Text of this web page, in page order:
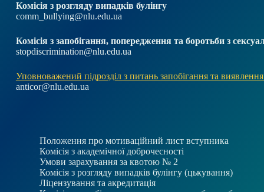
Комісія з розгляду випадків булінгу
comm_bullying@nlu.edu.ua
Комісія з запобігання, попередження та боротьби з
stopdiscrimination@nlu.edu.ua
Уповноважений підрозділ з питань запобігання та виявлення
anticor@nlu.edu.ua
Положення про мотиваційний лист вступника
Комісія з академічної доброчесності
Умови зарахування за квотою № 2
Комісія з розгляду випадків булінгу (цькування)
Ліцензування та акредитація